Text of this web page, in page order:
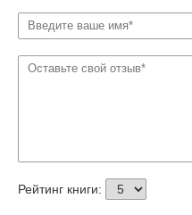
Рейтинг книги: